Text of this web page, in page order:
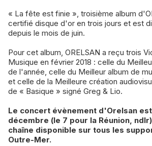
« La fête est finie », troisième album
certifié disque d'or en trois jours et est
depuis le mois de juin.
Pour cet album, ORELSAN a reçu trois
Musique en février 2018 : celle du
de l'année, celle du Meilleur album de
et celle de la Meilleure création
de « Basique » signé Greg & Lio.
Le concert évènement d'Orelsan
décembre (le 7 pour la Réunion,
chaîne disponible sur tous les
Outre-Mer.